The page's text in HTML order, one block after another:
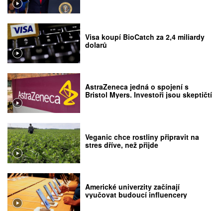
Visa koupí BioCatch za 2,4 miliardy
dolarů
AstraZeneca jedná o spojení s
Bristol Myers. Investoři jsou skeptičtí
Veganic chce rostliny připravit na
stres dříve, než přijde
Americké univerzity začínají
vyučovat budoucí influencery